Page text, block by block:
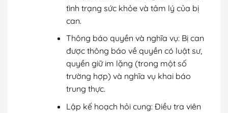
tình trạng sức khỏe và tâm lý của bị
can.
Thông báo quyền và nghĩa vụ: Bị can
được thông báo về quyền có luật sư,
quyền giữ im lặng (trong một số
trường hợp) và nghĩa vụ khai báo
trung thực.
Lập kế hoạch hỏi cung: Điều tra viên